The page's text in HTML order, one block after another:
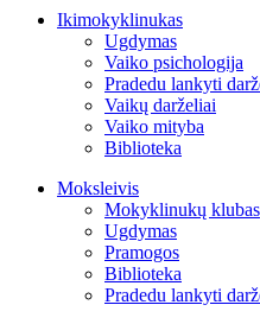
Ikimokyklinukas
Ugdymas
Vaiko psichologija
Pradedu lankyti
Vaikų darželiai
Vaiko mityba
Biblioteka
Moksleivis
Mokyklinukų klubas
Ugdymas
Pramogos
Biblioteka
Pradedu lankyti